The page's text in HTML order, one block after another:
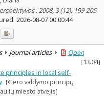
, 2008, 3 (12), 199-205
2026-08-07 00:00:44
Journal articles
Open
[13.04]
principles in local self-
[Gero valdymo principų
miesto atvejis]